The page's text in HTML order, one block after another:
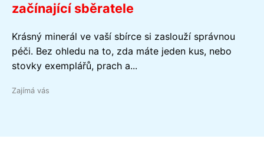
začínající sběratele
Krásný minerál ve vaší sbírce si zaslouží správnou
péči. Bez ohledu na to, zda máte jeden kus, nebo
stovky exemplářů, prach a...
Zajímá vás